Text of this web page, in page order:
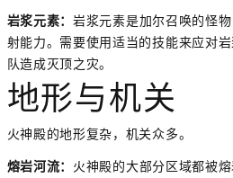
岩浆元素： 岩浆元素是加尔召唤的怪
射能力。需要使用适当的技能来应对
队造成灭顶之灾。
地形与机关
火神殿的地形复杂，机关众多。
熔岩河流： 火神殿的大部分区域都被